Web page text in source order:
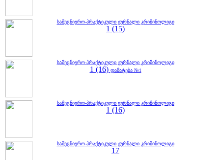
სამეცნიერო-პრაქტიკული ჟურნალი კრიმინოლიგი
1 (15)
სამეცნიერო-პრაქტიკული ჟურნალი კრიმინოლიგი
1 (16) დამატება №1
სამეცნიერო-პრაქტიკული ჟურნალი კრიმინოლიგი
1 (16)
სამეცნიერო-პრაქტიკული ჟურნალი კრიმინოლიგი
17